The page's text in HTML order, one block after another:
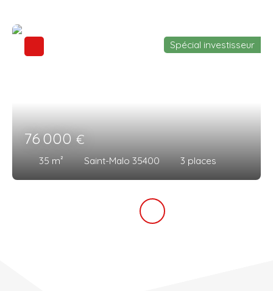
76 000€
35 m² Saint-Malo 35400 3 places
Spécial investisseur